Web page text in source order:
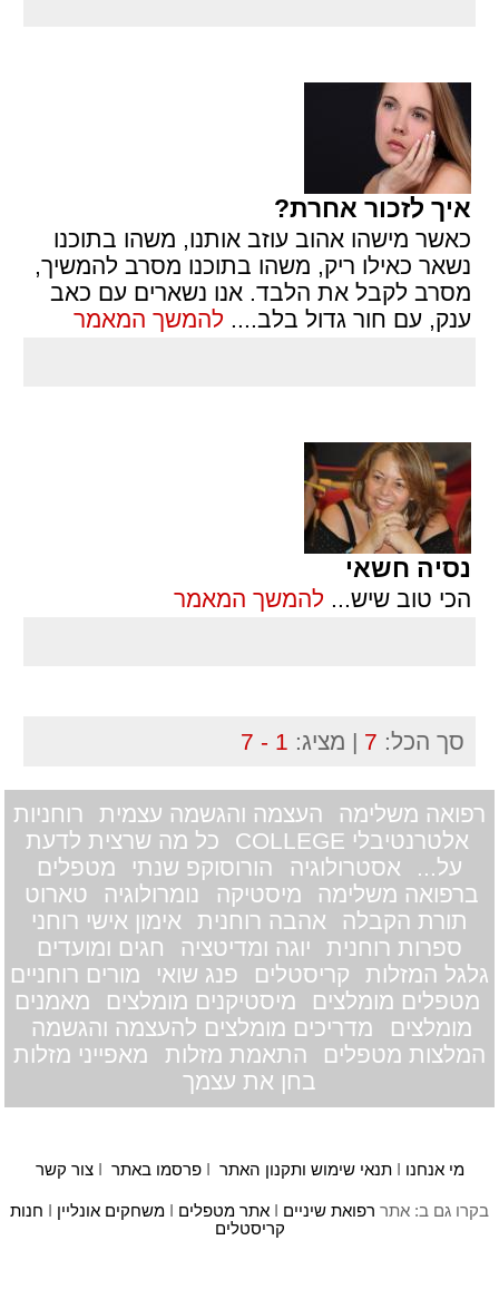
איך לזכור אחרת?
כאשר מישהו אהוב עוזב אותנו, משהו בתוכנו
נשאר כאילו ריק, משהו בתוכנו מסרב להמשיך,
מסרב לקבל את הלבד. אנו נשארים עם כאב
ענק, עם חור גדול בלב.... להמשך המאמר
נסיה חשאי
הכי טוב שיש... להמשך המאמר
סך הכל: 7 | מציג: 1 - 7
רפואה משלימה העצמה והגשמה עצמית
רוחניות
אלטרנטיבלי COLLEGE
כל מה שרצית לדעת
על...
אסטרולוגיה הורוסוקפ שנתי
מטפלים
ברפואה משלימה
מיסטיקה נומרולוגיה
טארוט
תורת הקבלה
אהבה רוחנית
אימון אישי רוחני
ספרות רוחנית
יוגה ומדיטציה
חגים ומועדים
גלגל המזלות
קריסטלים פנג שואי
מורים רוחניים
מטפלים מומלצים
מיסטיקנים מומלצים
מאמנים
מומלצים
מדריכים מומלצים להעצמה והגשמה
המלצות מטפלים
התאמת מזלות
מאפייני מזלות
בחן את עצמך
מי אנחנו תנאי שימוש ותקנון האתר פרסמו באתר צור קשר
בקרו גם ב: אתר רפואת שיניים אתר מטפלים משחקים אונליין
חנות
קריסטלים